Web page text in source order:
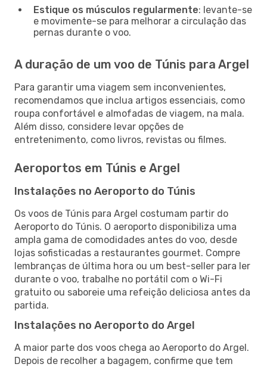
Estique os músculos regularmente: levante-se
e movimente-se para melhorar a circulação das
pernas durante o voo.
A duração de um voo de Túnis para Argel
Para garantir uma viagem sem inconvenientes,
recomendamos que inclua artigos essenciais, como
roupa confortável e almofadas de viagem, na mala.
Além disso, considere levar opções de
entretenimento, como livros, revistas ou filmes.
Aeroportos em Túnis e Argel
Instalações no Aeroporto do Túnis
Os voos de Túnis para Argel costumam partir do
Aeroporto do Túnis. O aeroporto disponibiliza uma
ampla gama de comodidades antes do voo, desde
lojas sofisticadas a restaurantes gourmet. Compre
lembranças de última hora ou um best-seller para ler
durante o voo, trabalhe no portátil com o Wi-Fi
gratuito ou saboreie uma refeição deliciosa antes da
partida.
Instalações no Aeroporto do Argel
A maior parte dos voos chega ao Aeroporto do Argel.
Depois de recolher a bagagem, confirme que tem